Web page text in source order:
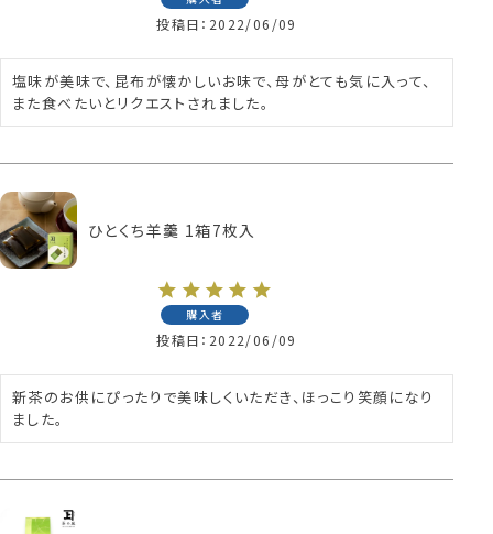
投稿日 2022/06/09
塩味が美味で、昆布が懐かしいお味で、母がとても気に入って、
また食べたいとリクエストされました。
ひとくち羊羹 1箱7枚入
購入者
投稿日 2022/06/09
新茶のお供にぴったりで美味しくいただき、ほっこり笑顔になり
ました。